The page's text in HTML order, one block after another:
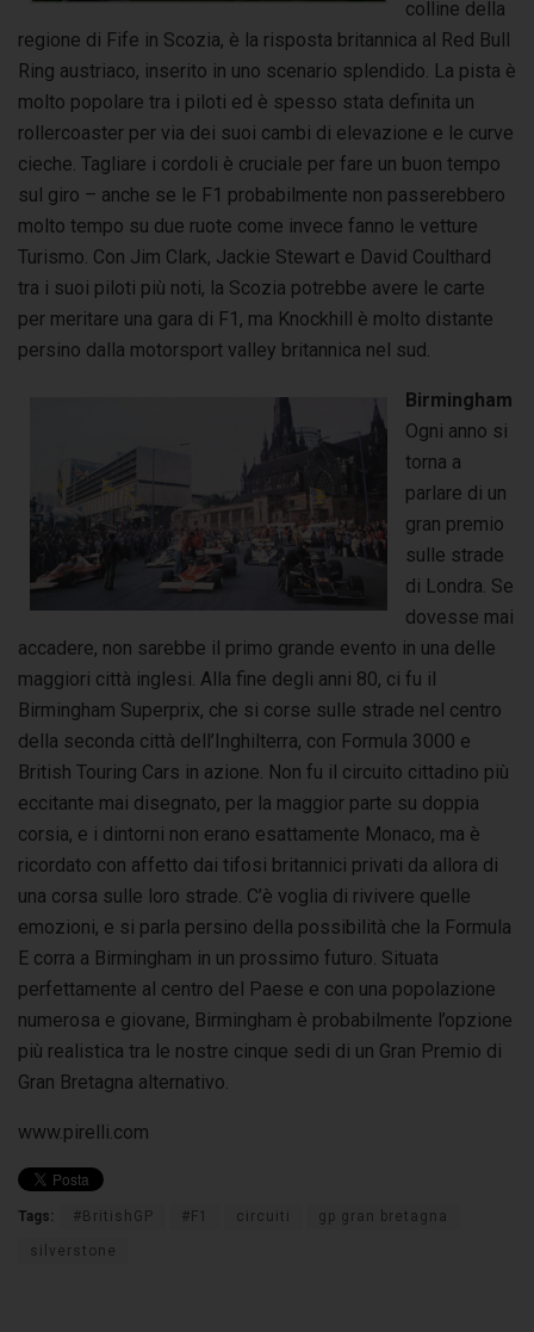
colline della
regione di Fife in Scozia, è la risposta britannica al Red Bull
Ring austriaco, inserito in uno scenario splendido. La pista è
molto popolare tra i piloti ed è spesso stata definita un
rollercoaster per via dei suoi cambi di elevazione e le curve
cieche. Tagliare i cordoli è cruciale per fare un buon tempo
sul giro – anche se le F1 probabilmente non passerebbero
molto tempo su due ruote come invece fanno le vetture
Turismo. Con Jim Clark, Jackie Stewart e David Coulthard
tra i suoi piloti più noti, la Scozia potrebbe avere le carte
per meritare una gara di F1, ma Knockhill è molto distante
persino dalla motorsport valley britannica nel sud.
Birmingham
Ogni anno si
torna a
parlare di un
gran premio
sulle strade
di Londra. Se
dovesse mai
accadere, non sarebbe il primo grande evento in una delle
maggiori città inglesi. Alla fine degli anni 80, ci fu il
Birmingham Superprix, che si corse sulle strade nel centro
della seconda città dell’Inghilterra, con Formula 3000 e
British Touring Cars in azione. Non fu il circuito cittadino più
eccitante mai disegnato, per la maggior parte su doppia
corsia, e i dintorni non erano esattamente Monaco, ma è
ricordato con affetto dai tifosi britannici privati da allora di
una corsa sulle loro strade. C’è voglia di rivivere quelle
emozioni, e si parla persino della possibilità che la Formula
E corra a Birmingham in un prossimo futuro. Situata
perfettamente al centro del Paese e con una popolazione
numerosa e giovane, Birmingham è probabilmente l’opzione
più realistica tra le nostre cinque sedi di un Gran Premio di
Gran Bretagna alternativo.
www.pirelli.com
Tags: #BritishGP #F1 circuiti gp gran bretagna
silverstone